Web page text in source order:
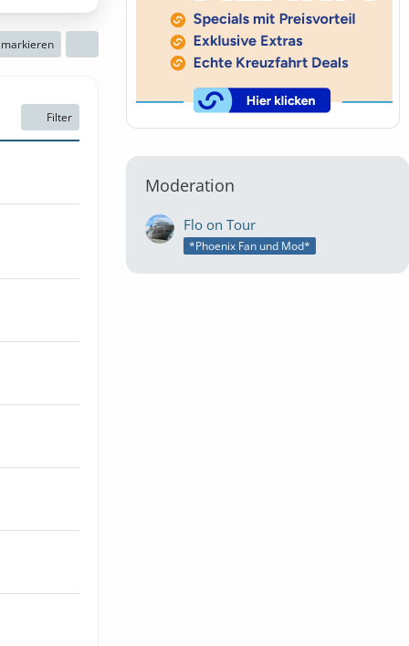
Filter
Moderation
Flo on Tour
*Phoenix Fan und Mod*